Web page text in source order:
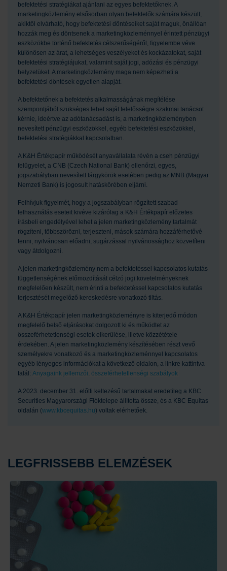
befektetési stratégiákat ajánlani az egyes befektetőknek. A
marketingközlemény elsősorban olyan befektetők számára készült,
akiktől elvárható, hogy befektetési döntéseiket saját maguk, önállóan
hozzák meg és döntsenek a marketingközleménnyel érintett pénzügyi
eszközökbe történő befektetés célszerűségéről, figyelembe véve
különösen az árat, a lehetséges veszélyeket és kockázatokat, saját
befektetési stratégiájukat, valamint saját jogi, adózási és pénzügyi
helyzetüket. A marketingközlemény maga nem képezheti a
befektetési döntések egyetlen alapját.
A befektetőnek a befektetés alkalmasságának megítélése
szempontjából szükséges lehet saját felelősségre szakmai tanácsot
kérnie, ideértve az adótanácsadást is, a marketingközleményben
nevesített pénzügyi eszközökkel, egyéb befektetési eszközökkel,
befektetési stratégiákkal kapcsolatban.
A K&H Értékpapír működését anyavállalata révén a cseh pénzügyi
felügyelet, a CNB (Czech National Bank) ellenőrzi, egyes,
jogszabályban nevesített tárgykörök esetében pedig az MNB (Magyar
Nemzeti Bank) is jogosult hatáskörében eljárni.
Felhívjuk figyelmét, hogy a jogszabályban rögzített szabad
felhasználás eseteit kivéve kizárólag a K&H Értékpapír előzetes
írásbeli engedélyével lehet a jelen marketingközlemény tartalmát
rögzíteni, többszörözni, terjeszteni, mások számára hozzáférhetővé
tenni, nyilvánosan előadni, sugárzással nyilvánossághoz közvetíteni
vagy átdolgozni.
A jelen marketingközlemény nem a befektetéssel kapcsolatos kutatás
függetlenségének előmozdítását célzó jogi követelményeknek
megfelelően készült, nem érinti a befektetéssel kapcsolatos kutatás
terjesztését megelőző kereskedésre vonatkozó tiltás.
A K&H Értékpapír jelen marketingközleményre is kiterjedő módon
megfelelő belső eljárásokat dolgozott ki és működtet az
összeférhetetlenségi esetek elkerülése, illetve közzététele
érdekében. A jelen marketingközlemény készítésében részt vevő
személyekre vonatkozó és a marketingközleménnyel kapcsolatos
egyéb lényeges információkat a következő oldalon, a linkre kattintva
talál: Anyagaink jellemzői, összeférhetetlenségi szabályok
A 2023. december 31. előtti keltezésű tartalmakat eredetileg a KBC
Securities Magyarországi Fióktelepe állította össze, és a KBC Equitas
oldalán (www.kbcequitas.hu) voltak elérhetőek.
LEGFRISSEBB ELEMZÉSEK